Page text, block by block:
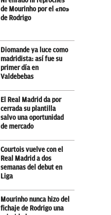
de Mourinho por el «no»
de Rodrigo
Diomande ya luce como
madridista: así fue su
primer día en
Valdebebas
El Real Madrid da por
cerrada su plantilla
salvo una oportunidad
de mercado
Courtois vuelve con el
Real Madrid a dos
semanas del debut en
Liga
Mourinho nunca hizo del
fichaje de Rodrigo una